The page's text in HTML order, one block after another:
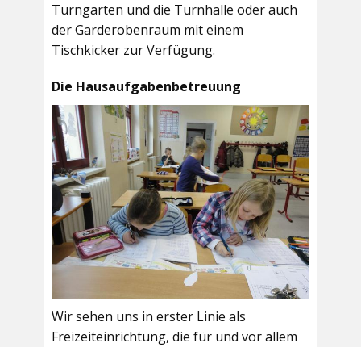
Turngarten und die Turnhalle oder auch
derGarderobenraum mit einem
Tischkicker zur Verfügung.
Die Hausaufgabenbetreuung
Wir sehen uns in erster Linie als
Freizeiteinrichtung, die für und vor allem